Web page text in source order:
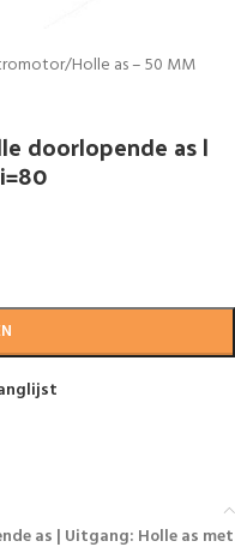
/Holle as – 50 MM
doorlopende as |
as | Uitgang: Holle as met